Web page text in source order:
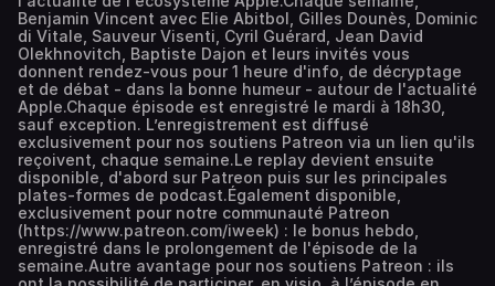
Benjamin Vincent avec Elie Abitbol, Gilles Dounès, Dominic
di Vitale, Sauveur Visenti, Cyril Guérard, Jean David
Olekhnovitch, Baptiste Dajon et leurs invités vous
donnent rendez-vous pour 1 heure d'info, de décryptage
et de débat - dans la bonne humeur - autour de l'actualité
Apple.Chaque épisode est enregistré le mardi à 18h30,
sauf exception. L’enregistrement est diffusé
exclusivement pour nos soutiens Patreon via un lien qu'ils
reçoivent, chaque semaine.Le replay devient ensuite
disponible, d'abord sur Patreon puis sur les principales
plates-formes de podcast.Également disponible,
exclusivement pour notre communauté Patreon
(https://www.patreon.com/iweek) : le bonus hebdo,
enregistré dans le prolongement de l'épisode de la
semaine.Autre avantage pour nos soutiens Patreon : ils